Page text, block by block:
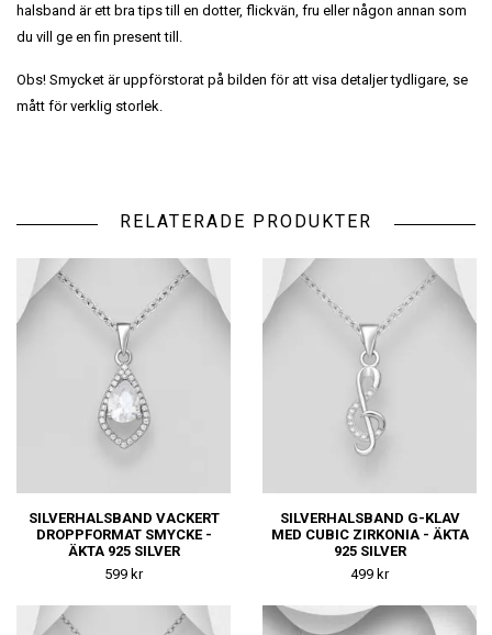
halsband är ett bra tips till en dotter, flickvän, fru eller någon annan som
du vill ge en fin present till.
Obs! Smycket är uppförstorat på bilden för att visa detaljer tydligare, se
mått för verklig storlek.
RELATERADE PRODUKTER
SILVERHALSBAND VACKERT
DROPPFORMAT SMYCKE -
ÄKTA 925 SILVER
599 kr
SILVERHALSBAND G-KLAV
MED CUBIC ZIRKONIA - ÄKTA
925 SILVER
499 kr